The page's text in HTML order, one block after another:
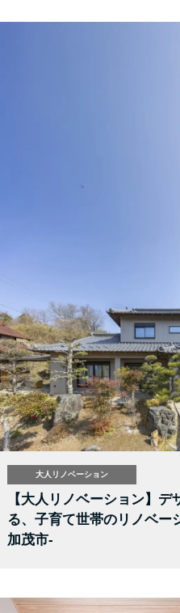
大人リノベーション
【大人リノベーション】デ
る、子育て世帯のリノベー
加茂市-